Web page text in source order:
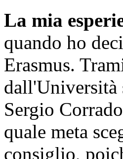
La mia
quando ho
Erasmus.
dall'Università
Sergio
quale meta
consiglio,